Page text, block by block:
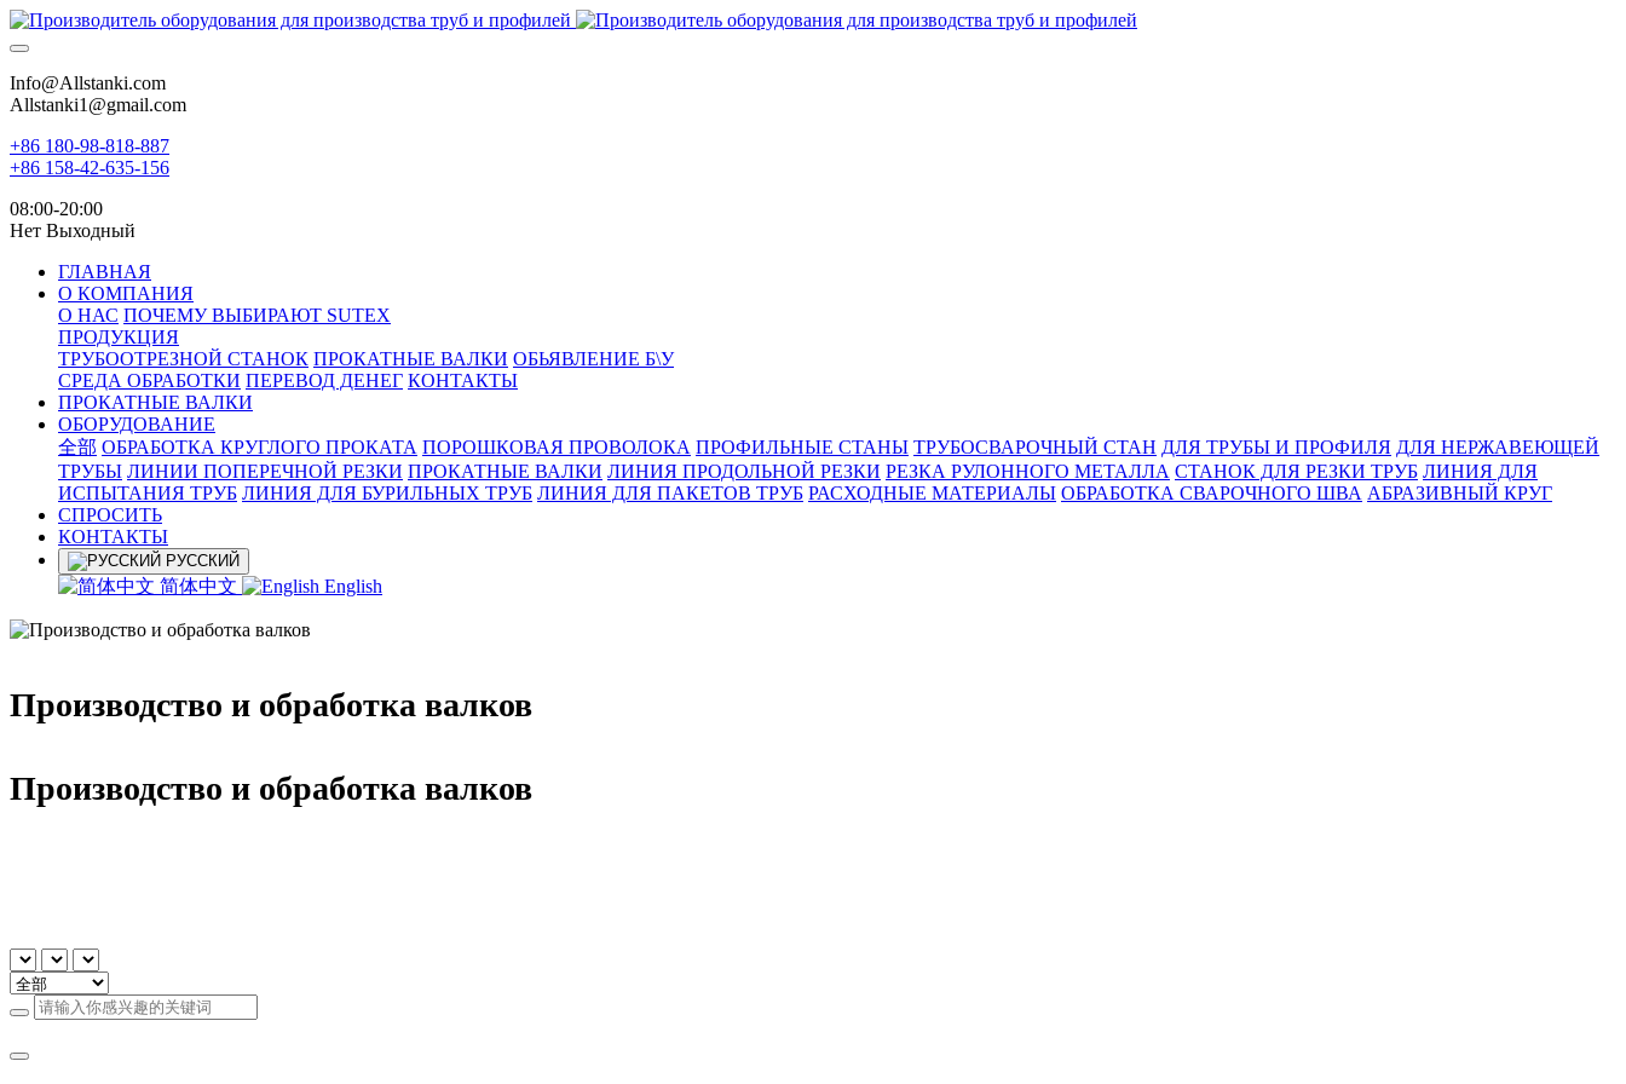
Info@Allstanki.com
Allstanki1@gmail.com
+86 180-98-818-887
+86 158-42-635-156
08:00-20:00
Нет Выходный
ГЛАВНАЯ
О КОМПАНИЯ
О НАС ПОЧЕМУ ВЫБИРАЮТ SUTEX
ПРОДУКЦИЯ
ТРУБООТРЕЗНОЙ СТАНОК ПРОКАТНЫЕ ВАЛКИ ОБЬЯВЛЕНИЕ Б\У
СРЕДА ОБРАБОТКИ ПЕРЕВОД ДЕНЕГ КОНТАКТЫ
ПРОКАТНЫЕ ВАЛКИ
ОБОРУДОВАНИЕ
全部 ОБРАБОТКА КРУГЛОГО ПРОКАТА ПОРОШКОВАЯ ПРОВОЛОКА ПРОФИЛЬНЫЕ СТАНЫ ТРУБОСВАРОЧНЫЙ СТАН ДЛЯ ТРУБЫ И ПРОФИЛЯ ДЛЯ НЕРЖАВЕЮЩЕЙ
ТРУБЫ ЛИНИИ ПОПЕРЕЧНОЙ РЕЗКИ ПРОКАТНЫЕ ВАЛКИ ЛИНИЯ ПРОДОЛЬНОЙ РЕЗКИ РЕЗКА РУЛОННОГО МЕТАЛЛА СТАНОК ДЛЯ РЕЗКИ ТРУБ ЛИНИЯ ДЛЯ
ИСПЫТАНИЯ ТРУБ ЛИНИЯ ДЛЯ БУРИЛЬНЫХ ТРУБ ЛИНИЯ ДЛЯ ПАКЕТОВ ТРУБ РАСХОДНЫЕ МАТЕРИАЛЫ OБРАБОТКА СВАРОЧНОГО ШВА АБРАЗИВНЫЙ КРУГ
СПРОСИТЬ
КОНТАКТЫ
РУССКИЙ
简体中文 English
Производство и обработка валков
Производство и обработка валков